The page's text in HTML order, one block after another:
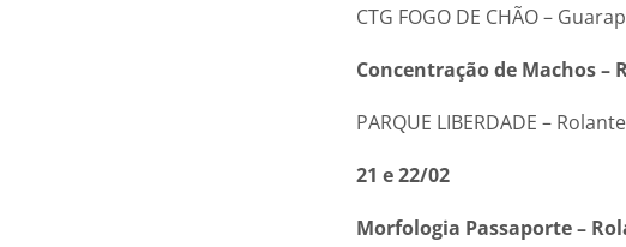
CTG FOGO DE CHÃO –
Concentração de Machos –
PARQUE LIBERDADE –
21 e 22/02
Morfologia Passaporte –